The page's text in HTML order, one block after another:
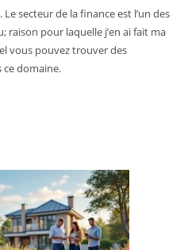
Le secteur de la finance est l’un des
pour laquelle j’en ai fait ma
vous pouvez trouver des
domaine.